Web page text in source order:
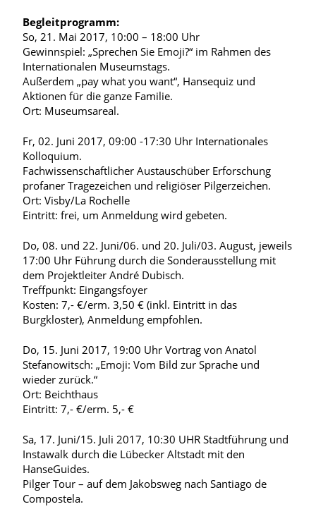
Begleitprogramm:
So, 21. Mai 2017, 10:00 – 18:00 Uhr
Gewinnspiel: „Sprechen Sie Emoji?“ im Rahmen des
Internationalen Museumstags.
Außerdem „pay what you want“, Hansequiz und
Aktionen für die ganze Familie.
Ort: Museumsareal.
Fr, 02. Juni 2017, 09:00 -17:30 Uhr Internationales
Kolloquium.
Fachwissenschaftlicher Austauschüber Erforschung
profaner Tragezeichen und religiöser Pilgerzeichen.
Ort: Visby/La Rochelle
Eintritt: frei, um Anmeldung wird gebeten.
Do, 08. und 22. Juni/06. und 20. Juli/03. August, jeweils
17:00 Uhr Führung durch die Sonderausstellung mit
dem Projektleiter André Dubisch.
Treffpunkt: Eingangsfoyer
Kosten: 7,- €/erm. 3,50 € (inkl. Eintritt in das
Burgkloster), Anmeldung empfohlen.
Do, 15. Juni 2017, 19:00 Uhr Vortrag von Anatol
Stefanowitsch: „Emoji: Vom Bild zur Sprache und
wieder zurück.“
Ort: Beichthaus
Eintritt: 7,- €/erm. 5,- €
Sa, 17. Juni/15. Juli 2017, 10:30 UHR Stadtführung und
Instawalk durch die Lübecker Altstadt mit den
HanseGuides.
Pilger Tour – auf dem Jakobsweg nach Santiago de
Compostela.